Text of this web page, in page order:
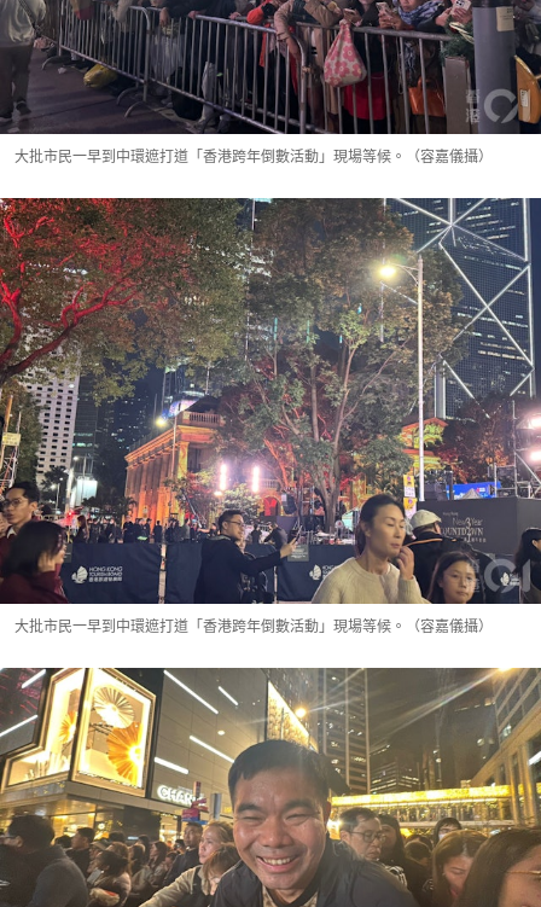
大批市民一早到中環遮打道「香港跨年倒數活動」現場等候。（容嘉儀攝）
大批市民一早到中環遮打道「香港跨年倒數活動」現場等候。（容嘉儀攝）